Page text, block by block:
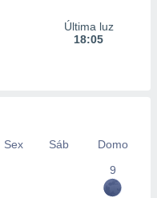
Última luz
18:05
Sex Sáb
Domo
9